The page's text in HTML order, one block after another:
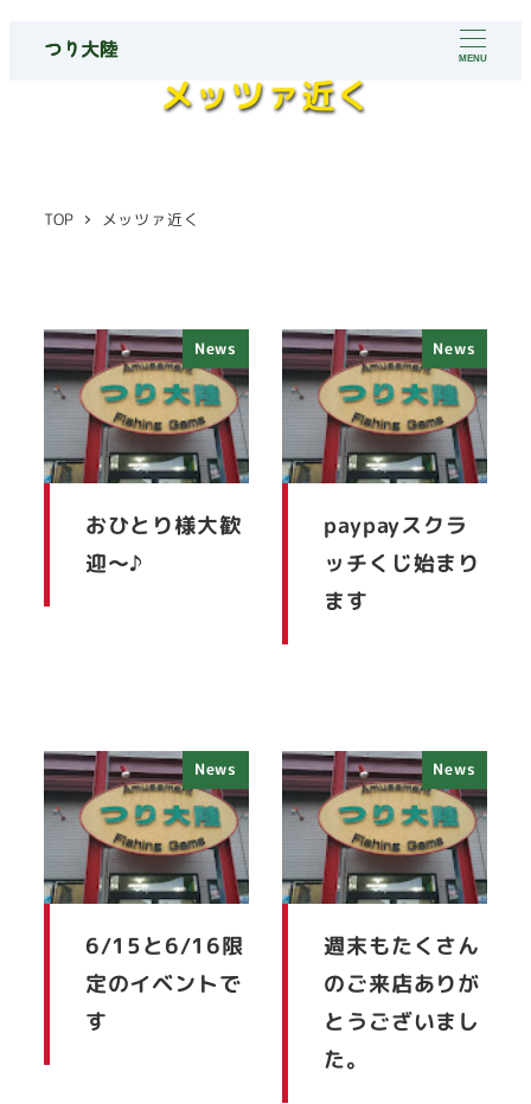
MENU
メッツァ近く
TOP メッツァ近く
News
おひとり様大歓
迎～♪
News
paypayスクラ
ッチくじ始まり
ます
News
6/15と6/16限
定のイベントで
す
News
週末もたくさん
のご来店ありが
とうございまし
た。